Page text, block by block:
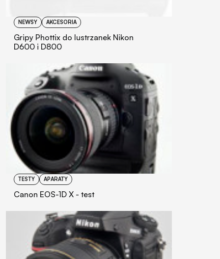
NEWSY AKCESORIA
Gripy Phottix do lustrzanek Nikon
D600 i D800
TESTY APARATY
Canon EOS-1D X - test